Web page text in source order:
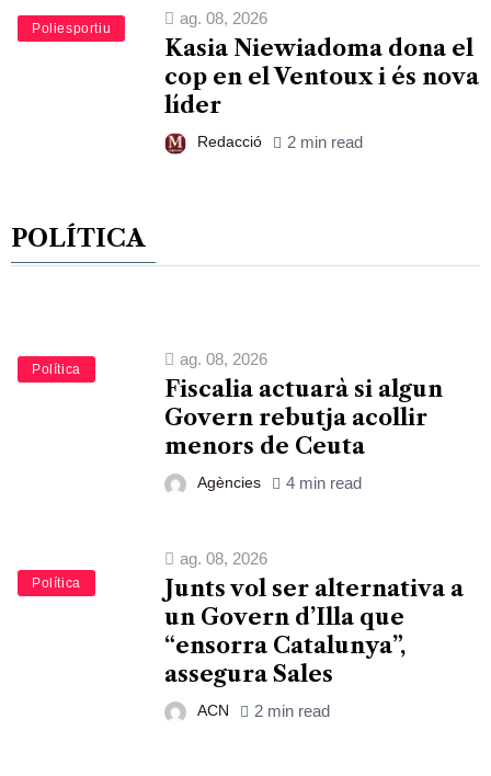
Esports
Poliesportiu
ag. 08, 2026
Kasia Niewiadoma dona el
cop en el Ventoux i és nova
líder
Redacció 2 min read
POLÍTICA
Política
ag. 08, 2026
Fiscalia actuarà si algun
Govern rebutja acollir
menors de Ceuta
Agències 4 min read
Política
ag. 08, 2026
Junts vol ser alternativa a
un Govern d’Illa que
“ensorra Catalunya”,
assegura Sales
ACN 2 min read